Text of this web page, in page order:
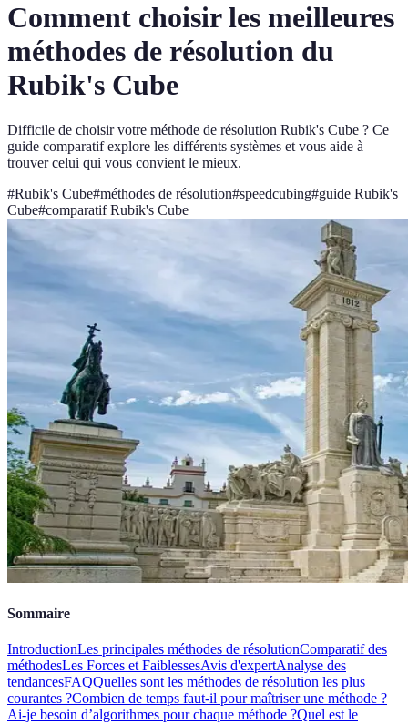
Comment choisir les meilleures
méthodes de résolution du
Rubik's Cube
Difficile de choisir votre méthode de résolution Rubik's Cube ? Ce
guide comparatif explore les différents systèmes et vous aide à
trouver celui qui vous convient le mieux.
#Rubik's Cube#méthodes de résolution#speedcubing#guide Rubik's
Cube#comparatif Rubik's Cube
Sommaire
IntroductionLes principales méthodes de résolutionComparatif des
méthodesLes Forces et FaiblessesAvis d'expertAnalyse des
tendancesFAQQuelles sont les méthodes de résolution les plus
courantes ?Combien de temps faut-il pour maîtriser une méthode ?
Ai-je besoin d’algorithmes pour chaque méthode ?Quel est le